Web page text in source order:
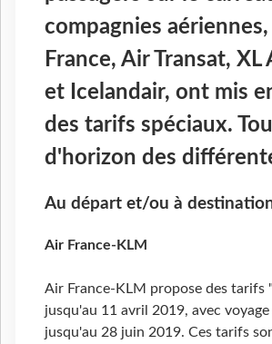
compagnies
France, Air Transat, XL
et Icelandair, ont mis
des tarifs spéciaux.
d'horizon des
Au départ et/ou à
Air France-KLM
Air France-KLM propose des tarifs
jusqu'au 11 avril 2019, avec
jusqu'au 28 juin 2019. Ces tarifs